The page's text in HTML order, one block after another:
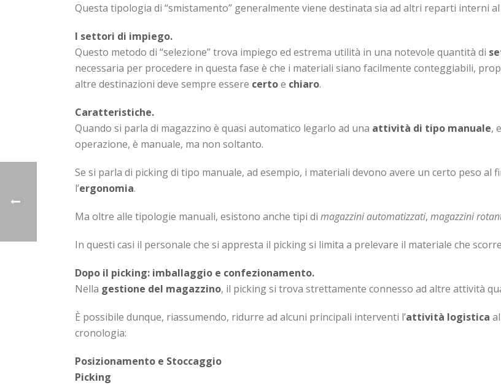
Questa tipologia di “smistamento” generalmente viene destinata sia ad altri reparti interni
I settori di impiego.
Questo metodo di “selezione” trova impiego ed estrema utilità in una notevole quantità di
necessaria per procedere in questa fase è che i materiali siano facilmente conteggiabili,
altre destinazioni deve sempre essere certoe chiaro.
Caratteristiche.
Quando si parla di magazzino è quasi automatico legarlo ad una attività di tipo manuale,
operazione, è manuale, ma non soltanto.
Se si parla di picking di tipo manuale, ad esempio, i materiali devono avere un certo peso al
l’ergonomia.
Ma oltre alle tipologie manuali, esistono anche tipi di magazzini automatizzati, magazzini
In questi casi il personale che si appresta il picking si limita a prelevare il materiale che
Dopo il picking: imballaggio e confezionamento.
Nella gestione del magazzino, il picking si trova strettamente connesso ad altre attività
È possibile dunque, riassumendo, ridurre ad alcuni principali interventi l’attività logistica
cronologia:
Posizionamento e Stoccaggio
Picking